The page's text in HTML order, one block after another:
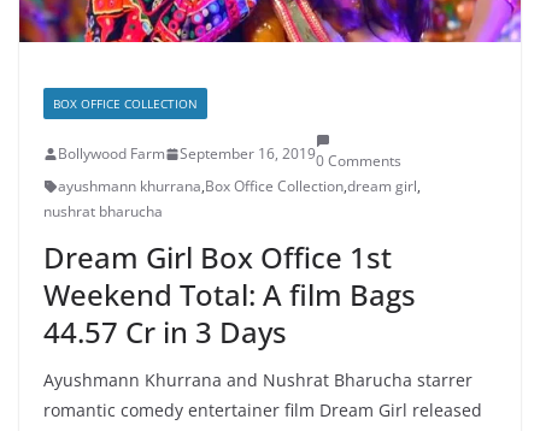
BOX OFFICE COLLECTION
Bollywood Farm September 16, 20190 Comments
ayushmann khurrana,Box Office Collection,dream girl,
nushrat bharucha
Dream Girl Box Office 1st
Weekend Total: A film Bags
44.57 Cr in 3 Days
Ayushmann Khurrana and Nushrat Bharucha starrer
romantic comedy entertainer film Dream Girl released